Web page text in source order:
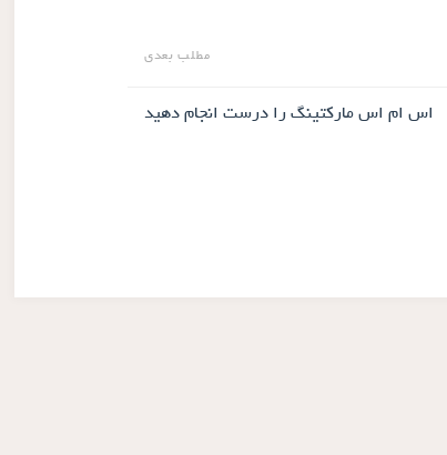
مطلب بعدی
اس ام اس مارکتینگ را درست انجام دهید